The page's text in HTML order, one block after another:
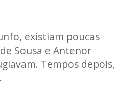
existiam poucas
Sousa e Antenor
Tempos depois,
.